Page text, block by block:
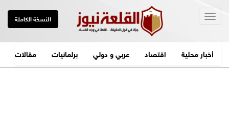
النسخة الكاملة
أخبار محلية اقتصاد عربي و دولي برلمانيات مقالات